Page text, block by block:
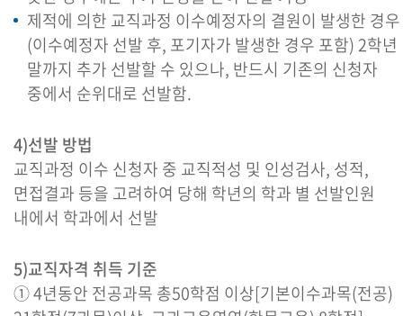
제적에 의한 교직과정 이수예정자의 결원이 발생한 경우
(이수예정자 선발 후, 포기자가 발생한 경우 포함) 2학년
말까지 추가 선발할 수 있으나, 반드시 기존의 신청자
중에서 순위대로 선발함.
4)선발 방법
교직과정 이수 신청자 중 교직적성 및 인성검사, 성적,
면접결과 등을 고려하여 당해 학년의 학과 별 선발인원
내에서 학과에서 선발
5)교직자격 취득 기준
① 4년동안 전공과목 총50학점 이상[기본이수과목(전공)